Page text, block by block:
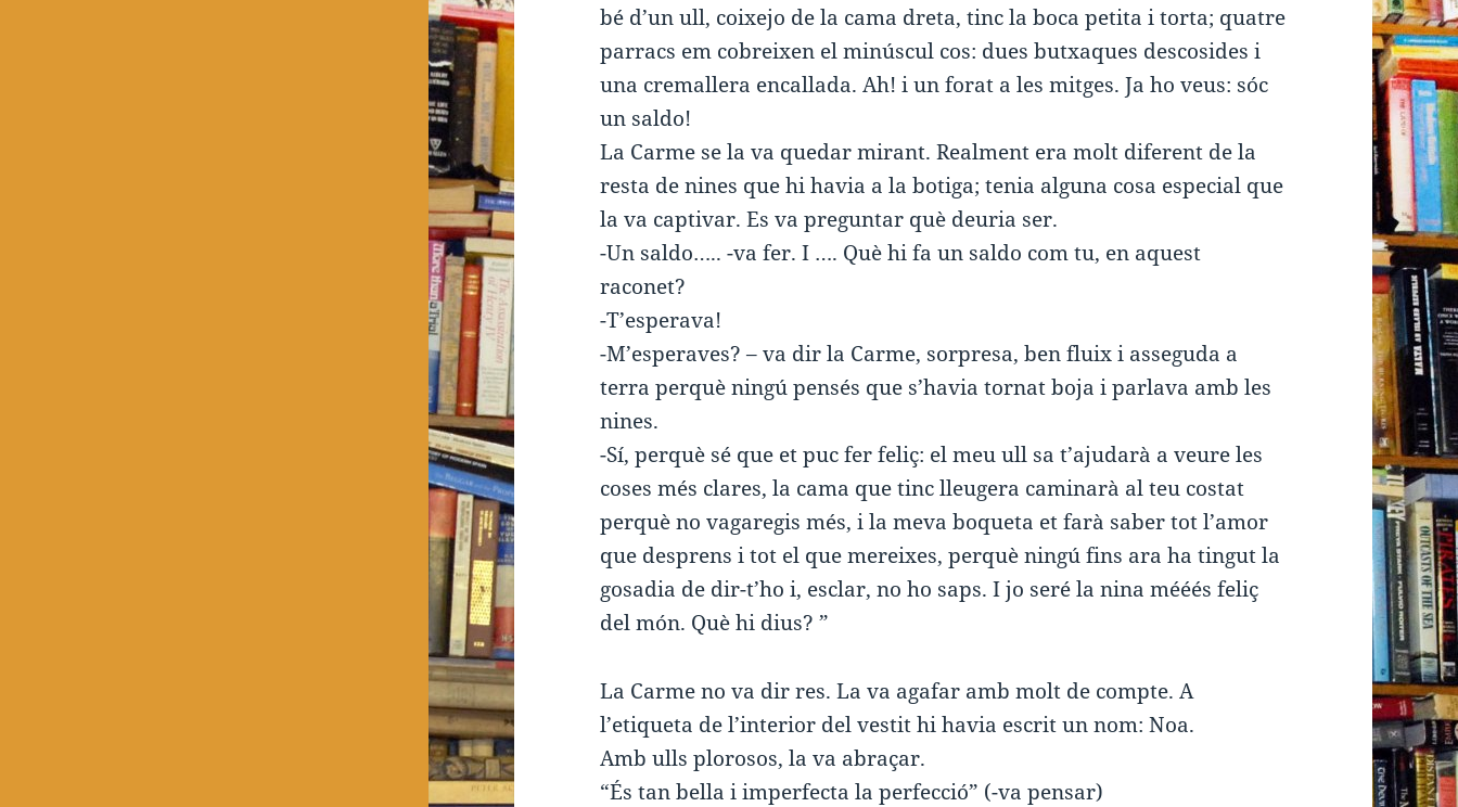
bé d’un ull, coixejo de la cama dreta, tinc la boca petita i torta; quatre
parracs em cobreixen el minúscul cos: dues butxaques descosides i
una cremallera encallada. Ah! i un forat a les mitges. Ja ho veus: sóc
un saldo!
La Carme se la va quedar mirant. Realment era molt diferent de la
resta de nines que hi havia a la botiga; tenia alguna cosa especial que
la va captivar. Es va preguntar què deuria ser.
-Un saldo….. -va fer. I …. Què hi fa un saldo com tu, en aquest
raconet?
-T’esperava!
-M’esperaves? – va dir la Carme, sorpresa, ben fluix i asseguda a
terra perquè ningú pensés que s’havia tornat boja i parlava amb les
nines.
-Sí, perquè sé que et puc fer feliç: el meu ull sa t’ajudarà a veure les
coses més clares, la cama que tinc lleugera caminarà al teu costat
perquè no vagaregis més, i la meva boqueta et farà saber tot l’amor
que desprens i tot el que mereixes, perquè ningú fins ara ha tingut la
gosadia de dir-t’ho i, esclar, no ho saps. I jo seré la nina mééés feliç
del món. Què hi dius? ”
La Carme no va dir res. La va agafar amb molt de compte. A
l’etiqueta de l’interior del vestit hi havia escrit un nom: Noa.
Amb ulls plorosos, la va abraçar.
“És tan bella i imperfecta la perfecció” (-va pensar)